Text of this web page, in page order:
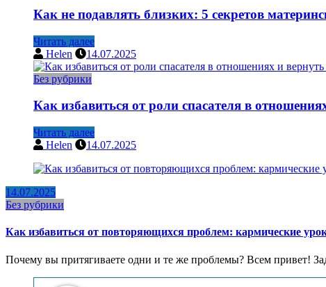
Как не подавлять близких: 5 секретов
Читать далее
Helen
14.07.2025
Без рубрики
Как избавиться от роли спасателя в
Читать далее
Helen
14.07.2025
14.07.2025
Без рубрики
Как избавиться от повторяющихся проблем: кармические
Почему вы притягиваете одни и те же проблемы? Всем привет!